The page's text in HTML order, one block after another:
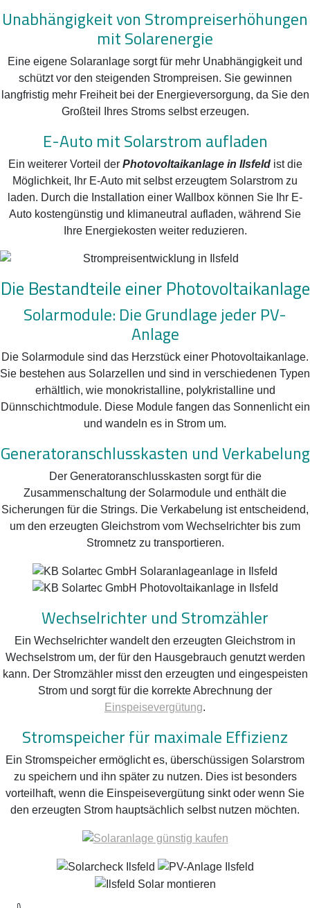
Unabhängigkeit von Strompreiserhöhungen
mit Solarenergie
Eine eigene Solaranlage sorgt für mehr Unabhängigkeit und
schützt vor den steigenden Strompreisen. Sie gewinnen
langfristig mehr Freiheit bei der Energieversorgung, da Sie den
Großteil Ihres Stroms selbst erzeugen.
E-Auto mit Solarstrom aufladen
Ein weiterer Vorteil der Photovoltaikanlage in Ilsfeldist die
Möglichkeit, Ihr E-Auto mit selbst erzeugtem Solarstrom zu
laden. Durch die Installation einer Wallbox können Sie Ihr E-
Auto kostengünstig und klimaneutral aufladen, während Sie
Ihre Energiekosten weiter reduzieren.
Die Bestandteile einer Photovoltaikanlage
Solarmodule: Die Grundlage jeder PV-
Anlage
Die Solarmodule sind das Herzstück einer Photovoltaikanlage.
Sie bestehen aus Solarzellen und sind in verschiedenen Typen
erhältlich, wie monokristalline, polykristalline und
Dünnschichtmodule. Diese Module fangen das Sonnenlicht ein
und wandeln es in Strom um.
Generatoranschlusskasten und Verkabelung
Der Generatoranschlusskasten sorgt für die
Zusammenschaltung der Solarmodule und enthält die
Sicherungen für die Strings. Die Verkabelung ist entscheidend,
um den erzeugten Gleichstrom vom Wechselrichter bis zum
Stromnetz zu transportieren.
Wechselrichter und Stromzähler
Ein Wechselrichter wandelt den erzeugten Gleichstrom in
Wechselstrom um, der für den Hausgebrauch genutzt werden
kann. Der Stromzähler misst den erzeugten und eingespeisten
Strom und sorgt für die korrekte Abrechnung der
Einspeisevergütung.
Stromspeicher für maximale Effizienz
Ein Stromspeicher ermöglicht es, überschüssigen Solarstrom
zu speichern und ihn später zu nutzen. Dies ist besonders
vorteilhaft, wenn die Einspeisevergütung sinkt oder wenn Sie
den erzeugten Strom hauptsächlich selbst nutzen möchten.